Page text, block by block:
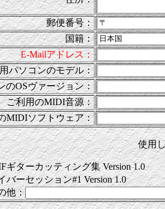
郵便番号：
国籍：
E-Mailアドレス：
パソコンのモデル：
のOSヴァージョン：
ご利用のMIDI音源：
MIDIソフトウェア：
使用
ギターカッティング集 Version 1.0
バーセッション#1 Version 1.0
他：